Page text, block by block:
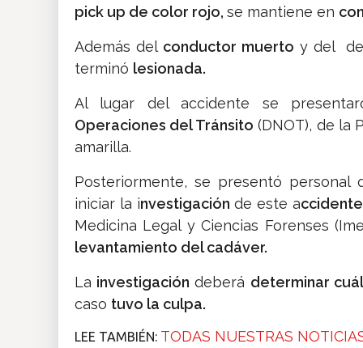
pick up de color rojo, se mantiene en
Además delconductor muerto y del
terminó lesionada.
Al lugar del accidente se
Operaciones del Tránsito (DNOT), de la
amarilla.
Posteriormente, se presentó personal
iniciar la investigación de este a
Medicina Legal y Ciencias Forenses
levantamiento del cadáver.
La investigación deberá determinar
caso tuvo la culpa.
LEE TAMBIÉN: TODAS NUESTRAS